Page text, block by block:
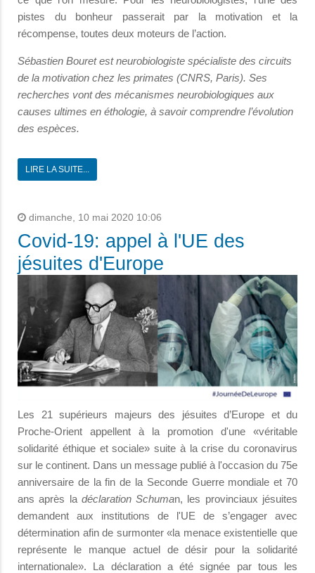
pistes du bonheur passerait par la motivation et la
récompense, toutes deux moteurs de l’action.
Sébastien Bouret est neurobiologiste spécialiste des circuits
de la motivation chez les primates (CNRS, Paris). Ses
recherches vont des mécanismes neurobiologiques aux
causes ultimes en éthologie, à savoir comprendre l’évolution
des espèces.
LIRE LA SUITE...
dimanche, 10 mai 2020 10:06
Covid-19: appel à l'UE des
jésuites d'Europe
Les 21 supérieurs majeurs des jésuites d’Europe et du
Proche-Orient appellent à la promotion d'une «véritable
solidarité éthique et sociale» suite à la crise du coronavirus
sur le continent. Dans un message publié à l'occasion du 75e
anniversaire de la fin de la Seconde Guerre mondiale et 70
ans après la déclaration Schuman, les provinciaux jésuites
demandent aux institutions de l'UE de s’engager avec
détermination afin de surmonter «la menace existentielle que
représente le manque actuel de désir pour la solidarité
internationale». La déclaration a été signée par tous les